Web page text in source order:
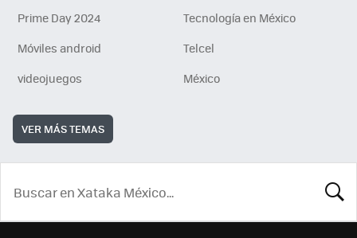
Prime Day 2024
Tecnología en México
Móviles android
Telcel
videojuegos
México
VER MÁS TEMAS